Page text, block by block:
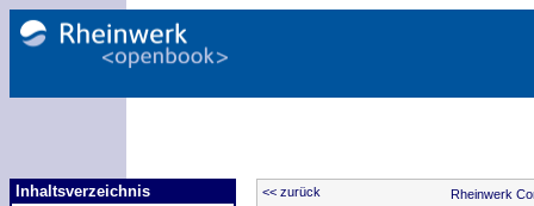
Inhaltsverzeichnis << zurück Rheinwerk